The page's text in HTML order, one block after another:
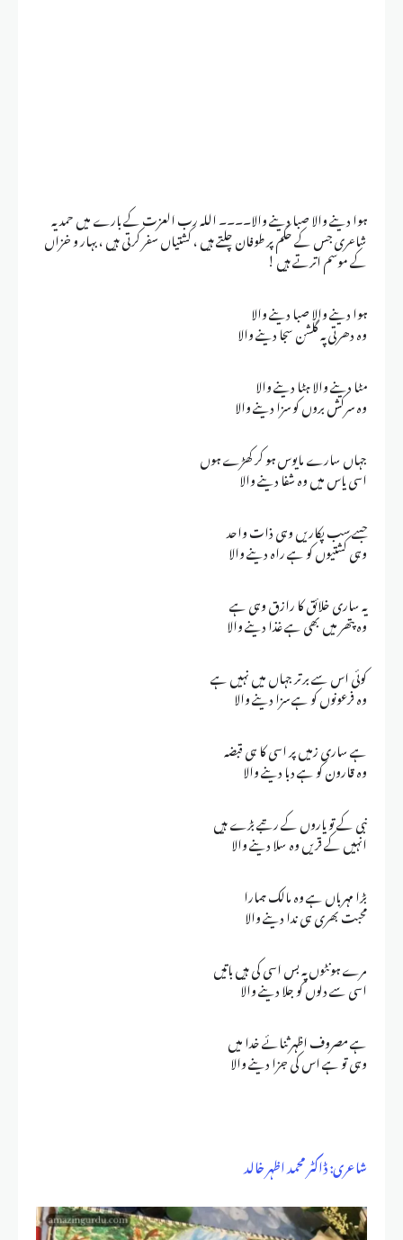
ہوا دینے والا صبا دینے والا۔۔۔۔ اللہ رب العزت کے بارے میں حمدیہ
شاعری جس کے حکم پر طوفان چلتے ہیں ، کشتیاں سفر کرتی ہیں ، بہار و خزاں
کے موسم اترتے ہیں !
ہوا دینے والا صبا دینے والا
وہ دھرتی پہ گلشن سجا دینے والا
مٹا دینے والا ہٹا دینے والا
وہ سرکش بروں کو سزا دینے والا
جہاں سارے مایوس ہو کر کھڑے ہوں
اسی یاس میں وہ شفا دینے والا
جسے سب پکاریں وہی ذات واحد
وہی کشتیوں کو ہے راہ دینے والا
یہ ساری خلائق کا رازق وہی ہے
وہ پتھر میں بھی ہے غذا دینے والا
کوئی اس سے برتر جہاں میں نہیں ہے
وہ فرعونوں کو ہے سزا دینے والا
ہے ساری زمیں پر اسی کا ہی قبضہ
وہ قارون کو ہے دبا دینے والا
نبی کے تو یاروں کے رتبے بڑے ہیں
انہیں کے قریں وہ سلا دینے والا
بڑا مہرباں ہے وہ مالک ہمارا
محبت بھری ہی ندا دینے والا
مرے ہونٹوں پہ بس اسی کی ہیں باتیں
اسی سے دلوں کو جلا دینے والا
ہے مصروف اظہر ثنائے خدا میں
وہی تو ہے اس کی جزا دینے والا
شاعری: ڈاکٹر محمد اظہر خالد